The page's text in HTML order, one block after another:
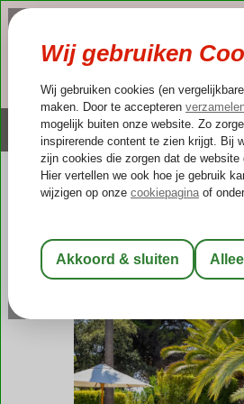
NAZOMER
Altijd inclusief huurauto
Vila Balaia
Logies-Villa